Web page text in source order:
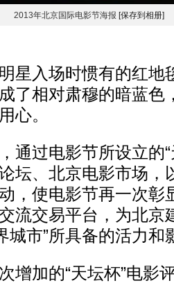
2013年北京国际电影节海报 [保存到相册]
入场时惯有的红地
了相对肃穆的暗蓝色
心。
过电影节所设立的“
坛、北京电影市场，
，使电影节再一次彰
流交易平台，为北京
城市”所具备的活力和
加的“天坛杯”电影